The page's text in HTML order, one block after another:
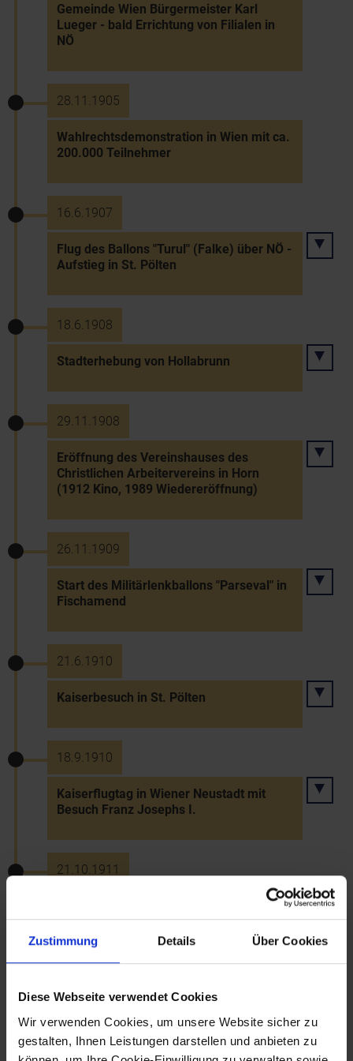
Zustimmung Details Über Cookies
Diese Webseite verwendet Cookies
Wir verwenden Cookies, um unsere Website sicher zu
gestalten, Ihnen Leistungen darstellen und anbieten zu
Gemeinde Wien Bürgermeister Karl
Lueger - bald Errichtung von Filialen in
NÖ
28.11.1905
Wahlrechtsdemonstration in Wien mit ca.
200.000 Teilnehmer
16.6.1907
Flug des Ballons "Turul" (Falke) über NÖ -
Aufstieg in St. Pölten
18.6.1908
Stadterhebung von Hollabrunn
29.11.1908
Eröffnung des Vereinshauses des
Christlichen Arbeitervereins in Horn
(1912 Kino, 1989 Wiedereröffnung)
26.11.1909
Start des Militärlenkballons "Parseval" in
Fischamend
21.6.1910
Kaiserbesuch in St. Pölten
18.9.1910
Kaiserflugtag in Wiener Neustadt mit
Besuch Franz Josephs I.
21.10.1911
Hochzeit Erzherzog Karls und Zitas von
Bourbon-Parma auf Schloss Schwarzau
im Beisein Kaiser Franz Josephs I.
18.12.1911
Eröffnung des NÖ Landesmuseums
durch Erzherzog Leopold Salvator (Palais